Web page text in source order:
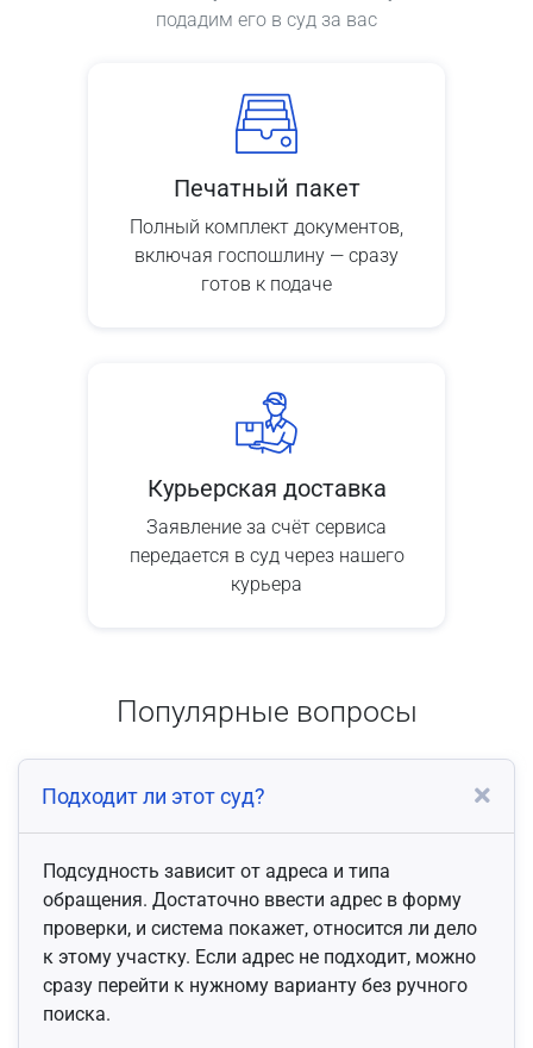
подадим его в суд за вас
Печатный пакет
Полный комплект документов,
включая госпошлину — сразу
готов к подаче
Курьерская доставка
Заявление за счёт сервиса
передается в суд через нашего
курьера
Популярные вопросы
Подходит ли этот суд?
Подсудность зависит от адреса и типа
обращения. Достаточно ввести адрес в форму
проверки, и система покажет, относится ли дело
к этому участку. Если адрес не подходит, можно
сразу перейти к нужному варианту без ручного
поиска.